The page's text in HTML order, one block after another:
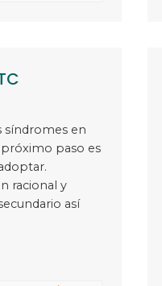
síndromes en
paso es
racional y
así